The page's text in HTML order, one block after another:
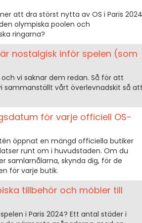
att dra störst nytta av OS i Paris 2024
olympiska poolen och
ringarna?
nostalgisk inför spelen (som
vi saknar dem redan. Så för att
sammanställt vårt överlevnadskit så
för varje officiell OS-
öppnat en mängd officiella butiker
runt om i huvudstaden. Om du
samlarnålarna, skynda dig, för de
för varje butik.
tillbehör och möbler till
i Paris 2024? Ett antal städer i